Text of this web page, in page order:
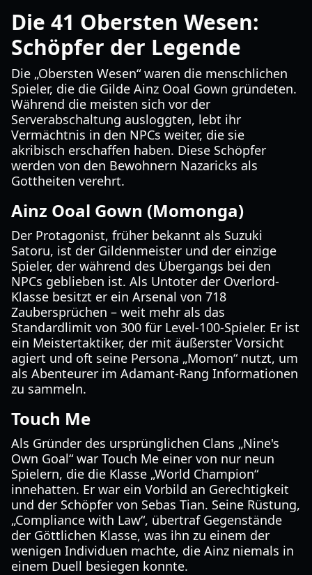
Die 41 Obersten Wesen:
Schöpfer der Legende
Die „Obersten Wesen“ waren die menschlichen
Spieler, die die Gilde Ainz Ooal Gown gründeten.
Während die meisten sich vor der
Serverabschaltung ausloggten, lebt ihr
Vermächtnis in den NPCs weiter, die sie
akribisch erschaffen haben. Diese Schöpfer
werden von den Bewohnern Nazaricks als
Gottheiten verehrt.
Ainz Ooal Gown (Momonga)
Der Protagonist, früher bekannt als Suzuki
Satoru, ist der Gildenmeister und der einzige
Spieler, der während des Übergangs bei den
NPCs geblieben ist. Als Untoter der Overlord-
Klasse besitzt er ein Arsenal von 718
Zaubersprüchen – weit mehr als das
Standardlimit von 300 für Level-100-Spieler. Er ist
ein Meistertaktiker, der mit äußerster Vorsicht
agiert und oft seine Persona „Momon“ nutzt, um
als Abenteurer im Adamant-Rang Informationen
zu sammeln.
Touch Me
Als Gründer des ursprünglichen Clans „Nine's
Own Goal“ war Touch Me einer von nur neun
Spielern, die die Klasse „World Champion“
innehatten. Er war ein Vorbild an Gerechtigkeit
und der Schöpfer von Sebas Tian. Seine Rüstung,
„Compliance with Law“, übertraf Gegenstände
der Göttlichen Klasse, was ihn zu einem der
wenigen Individuen machte, die Ainz niemals in
einem Duell besiegen konnte.